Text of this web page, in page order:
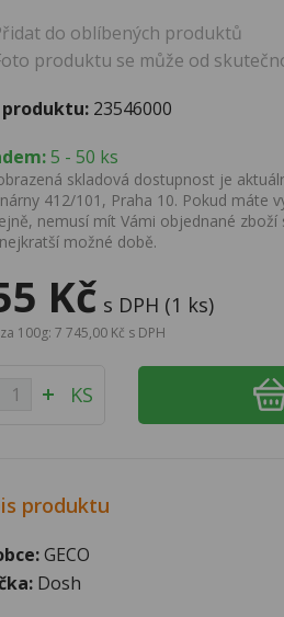
do oblíbených produktů
produktu se může od
produktu: 23546000
5 - 50 ks
skladová dostupnost je
412/101, Praha 10. Pokud máte
nemusí mít Vámi objednané
možné době.
Kč s DPH (1 ks)
100g: 7 745,00 Kč s DPH
KS
produktu
GECO
Dosh